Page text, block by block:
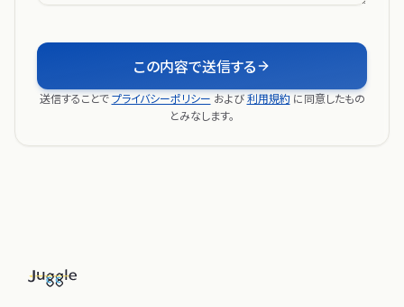
この内容で送信する
送信することでプライバシーポリシー および利用規約に同意したもの
とみなします。